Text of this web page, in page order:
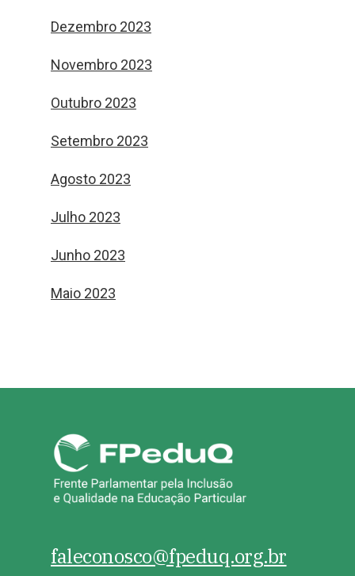
Dezembro 2023
Novembro 2023
Outubro 2023
Setembro 2023
Agosto 2023
Julho 2023
Junho 2023
Maio 2023
faleconosco@fpeduq.org.br